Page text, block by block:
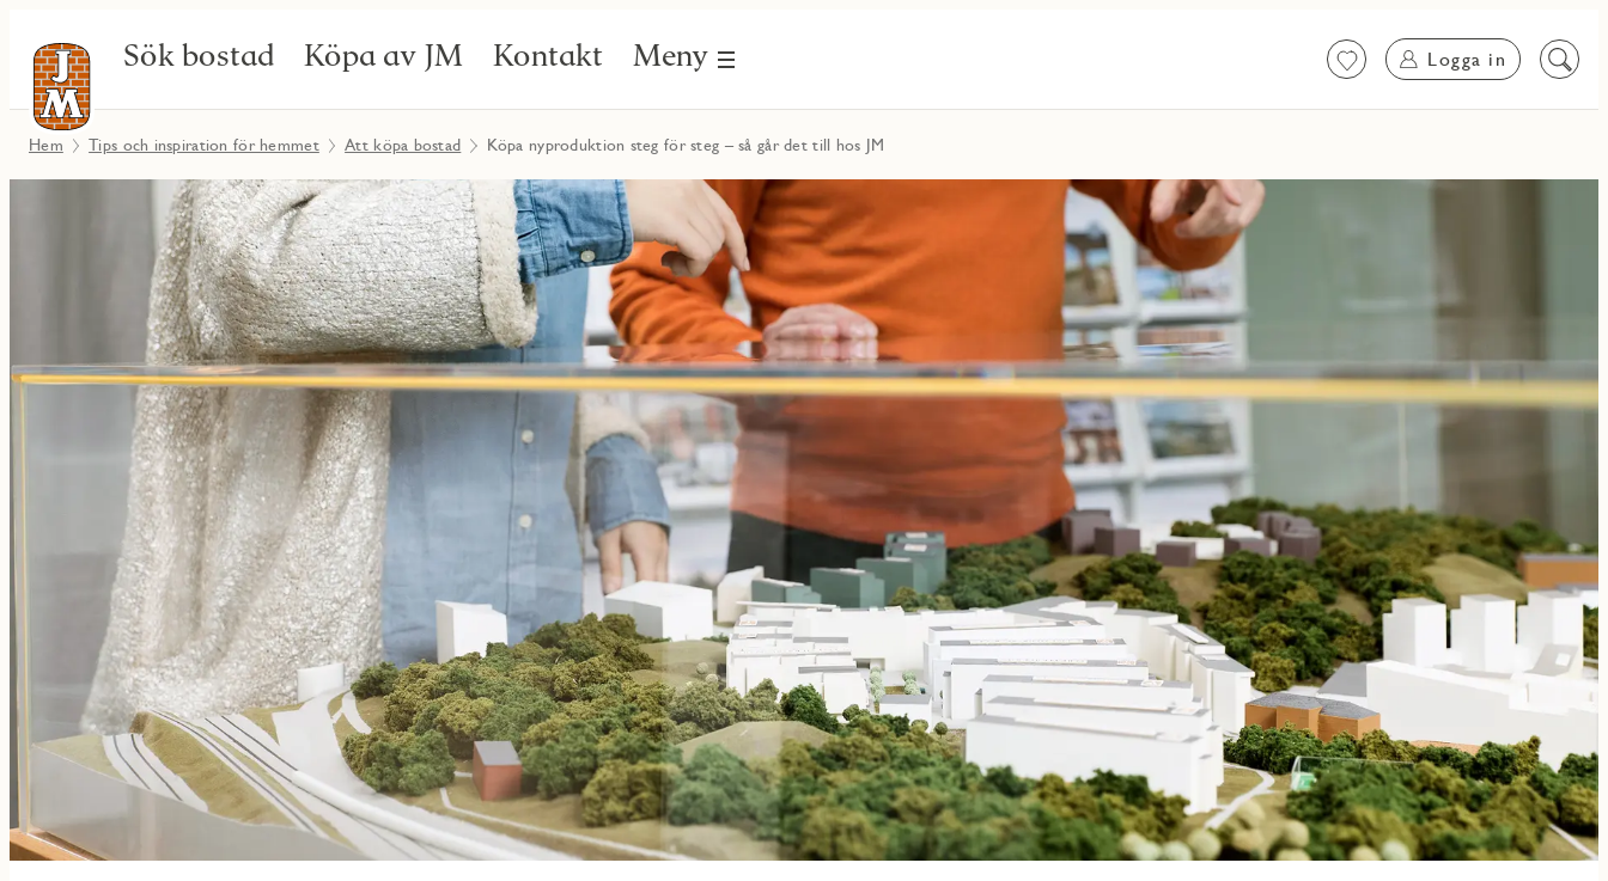
Sök bostad Köpa av JM Kontakt Meny Favoriter Logga in
Sök
på
Hem Tips och inspiration för hemmet Att köpa bostad Köpa nyproduktion steg för steg – så går det till hos JM